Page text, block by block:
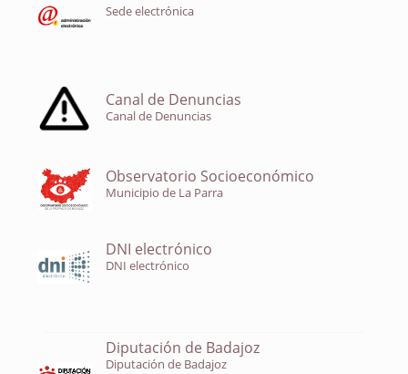
Sede electrónica
Canal de Denuncias
Canal de Denuncias
Observatorio Socioeconómico
Municipio de La Parra
DNI electrónico
DNI electrónico
Diputación de Badajoz
Diputación de Badajoz